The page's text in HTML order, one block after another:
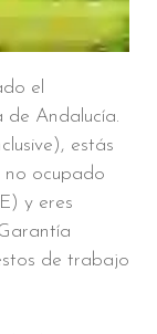
el
de Andalucía.
estás
no ocupado
y eres
de trabajo